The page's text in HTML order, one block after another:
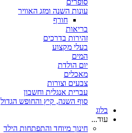
סופרים
עונות השנה ומזג האוויר
חורף
בריאות
זהירות בדרכים
בעלי מקצוע
המים
יום הולדת
מאכלים
צבעים וצורות
עברית אנגלית וחשבון
סוף השנה, קיץ והחופש הגדול
בלוג
עוד...
חינוך מיוחד והתפתחות הילד